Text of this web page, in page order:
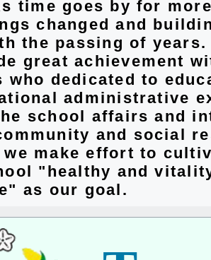
time goes by for
changed and
the passing of years.
great achievement
who dedicated to
administrative
school affairs and
and social
make effort to
"healthy and
as our goal.